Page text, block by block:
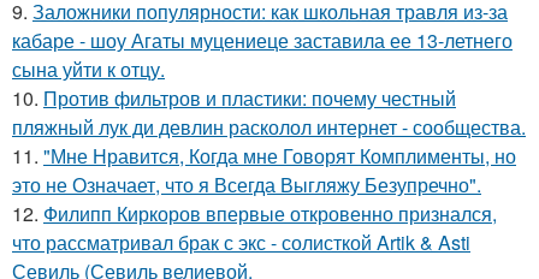
9. Заложники популярности: как школьная травля из-за
кабаре - шоу Агаты муцениеце заставила ее 13-летнего
сына уйти к отцу.
10. Против фильтров и пластики: почему честный
пляжный лук ди девлин расколол интернет - сообщества.
11. "Мне Нравится, Когда мне Говорят Комплименты, но
это не Означает, что я Всегда Выгляжу Безупречно".
12. Филипп Киркоров впервые откровенно признался,
что рассматривал брак с экс - солисткой Artik & Asti
Севиль (Севиль велиевой.